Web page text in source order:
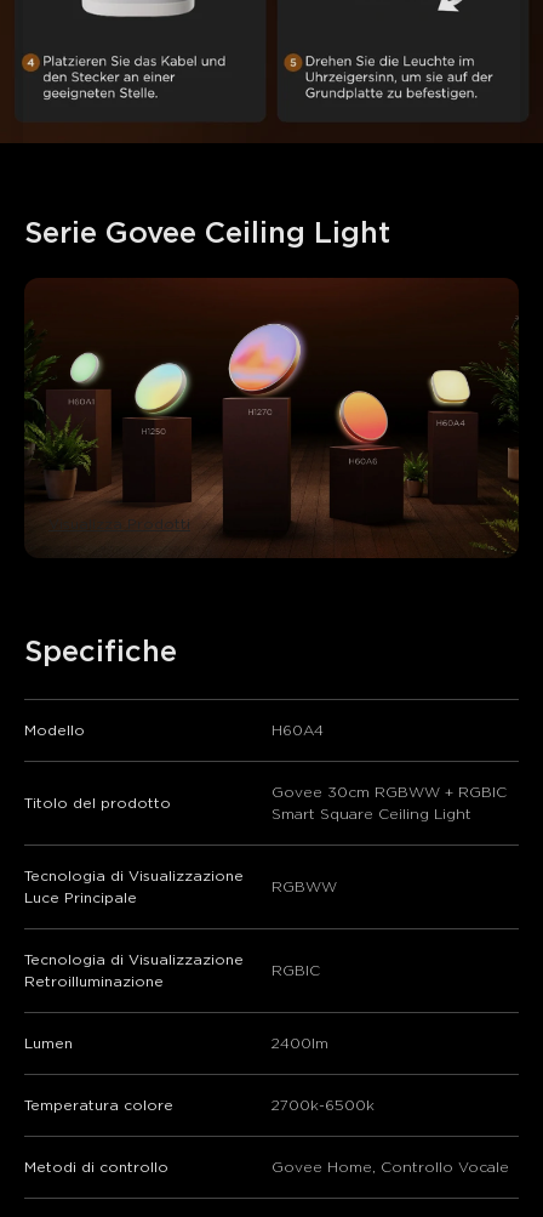
Serie Govee Ceiling Light
Visualizza Prodotti
Specifiche
Modello H60A4
Titolo del prodotto
Govee 30cm RGBWW + RGBIC
Smart Square Ceiling Light
Tecnologia di Visualizzazione
Luce Principale
RGBWW
Tecnologia di Visualizzazione
Retroilluminazione
RGBIC
Lumen 2400lm
Temperatura colore 2700k-6500k
Metodi di controllo Govee Home, Controllo Vocale